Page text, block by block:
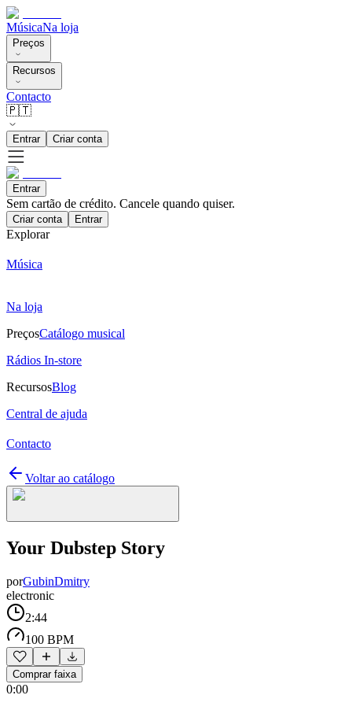
MúsicaNa loja
Preços
Recursos
Contacto
🇵🇹
Entrar Criar conta
Entrar
Sem cartão de crédito. Cancele quando quiser.
Criar conta Entrar
Explorar
Música
Na loja
PreçosCatálogo musical
Rádios In-store
RecursosBlog
Central de ajuda
Contacto
Voltar ao catálogo
Your Dubstep Story
porGubinDmitry
electronic
2:44
100 BPM
Comprar faixa
0:00